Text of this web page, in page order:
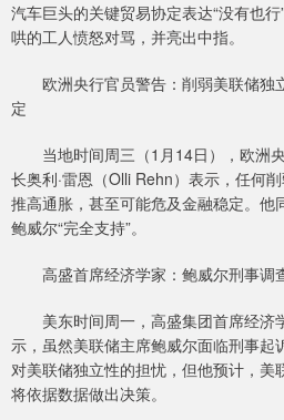
汽车巨头的关键贸易协定表达“没有也
哄的工人愤怒对骂，并亮出中指。
欧洲央行官员警告：削弱美联储独
定
当地时间周三（1月14日），欧洲
长奥利·雷恩（Olli Rehn）表示，任何
推高通胀，甚至可能危及金融稳定。他
鲍威尔“完全支持”。
高盛首席经济学家：鲍威尔刑事调
美东时间周一，高盛集团首席经济
示，虽然美联储主席鲍威尔面临刑事起
对美联储独立性的担忧，但他预计，美
将依据数据做出决策。